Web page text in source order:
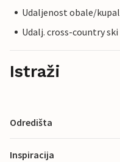
Udaljenost obale/
Udalj. cross-country ski
Istraži
Odredišta
Inspiracija